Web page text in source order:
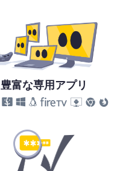
豊富な専用アプリ